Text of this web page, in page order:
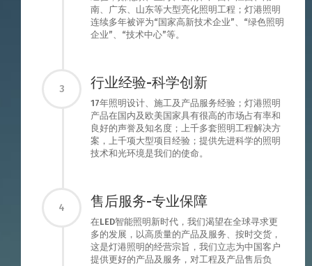
南、广东、山东等大型亮化照明工程；灯港照明
连续多年被评为“国家高新技术企业”、“绿色照明
企业”、“技术中心”等。
3 行业经验-科学创新
17年照明设计、施工及产品服务经验；灯港照明
产品在国内及欧美国家具有很高的市场占有率和
良好的声誉及知名度；上千多套照明工程解决方
案，上千项大型项目经验；提供先进科学的照明
技术和光环境是我们的使命。
4 售后服务-专业保障
在LED智能照明新时代，我们渴望在全球寻求更
多的发展，以高质量的产品及服务、按时交货，
这是灯港照明的经营宗旨，我们立志为中国客户
提供更好的产品及服务，对工程及产品售后负